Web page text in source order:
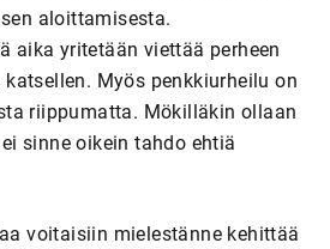
aloittamisesta.
aika yritetään viettää perheen
Myös penkkiurheilu on
riippumatta. Mökilläkin ollaan
sinne oikein tahdo ehtiä
voitaisiin mielestänne kehittää